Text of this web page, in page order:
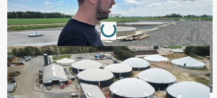
Annonce
Loading...